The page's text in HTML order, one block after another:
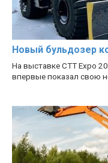
Новый бульдозер
На выставке CTT Expo
впервые показал свою